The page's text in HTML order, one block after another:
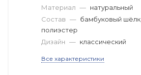
Материал — натуральный
Состав — бамбуковый шёлк,
полиэстер
Дизайн — классический
Все характеристики